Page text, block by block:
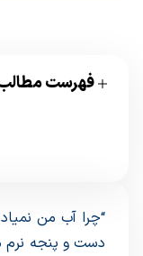
فهرست
“چرا آب من
دست و پنجه نرم